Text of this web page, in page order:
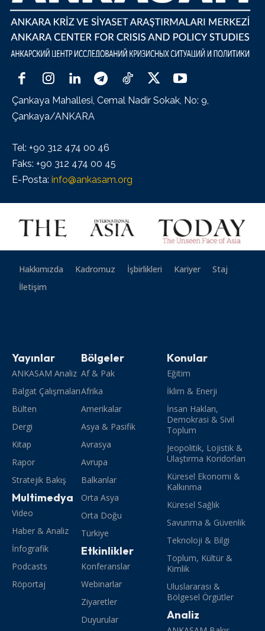
Çankaya Mahallesi, Cemal Nadir Sokak, No: 9,
Çankaya/ANKARA
Tel: +90 312 474 00 46
Faks: +90 312 474 00 45
E-Posta: info@ankasam.org
Hakkımızda Kadromuz İşbirlikleri Kariyer
Staj
İletişim
Yayınlar
ANKASAM Analiz
Balgat Çalışmaları
Bülten
Dergi
Kitap
Rapor
Stratejik Bakış
Multimedya
Video
Haber & Analiz
İnfografik
Podcasts
Röportaj
Bölgeler
Af & Pak
Afrika
Amerikalar
Asya & Pasifik
Avrasya
Avrupa
Balkanlar
Orta Asya
Orta Doğu
Türkiye
Etkinlikler
Konferanslar
Webinarlar
Ziyaretler
Duyurular
Konular
Eğitim
İklim & Enerji
İnsan Hakları,
Demokrasi & Sivil
Toplum
Jeopolitik, Lojistik &
Ulaştırma Koridorları
Küresel Ekonomi &
Kalkınma
Küresel Sağlık
Savunma & Güvenlik
Teknoloji & Bilgi
Toplum, Kültür &
Kimlik
Uluslararası &
Bölgesel Örgütler
Analiz